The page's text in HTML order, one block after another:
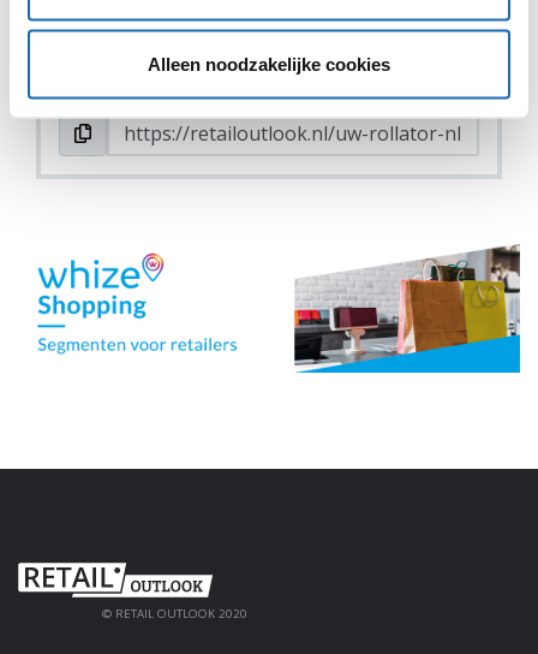
Alleen noodzakelijke cookies
© RETAIL OUTLOOK 2020